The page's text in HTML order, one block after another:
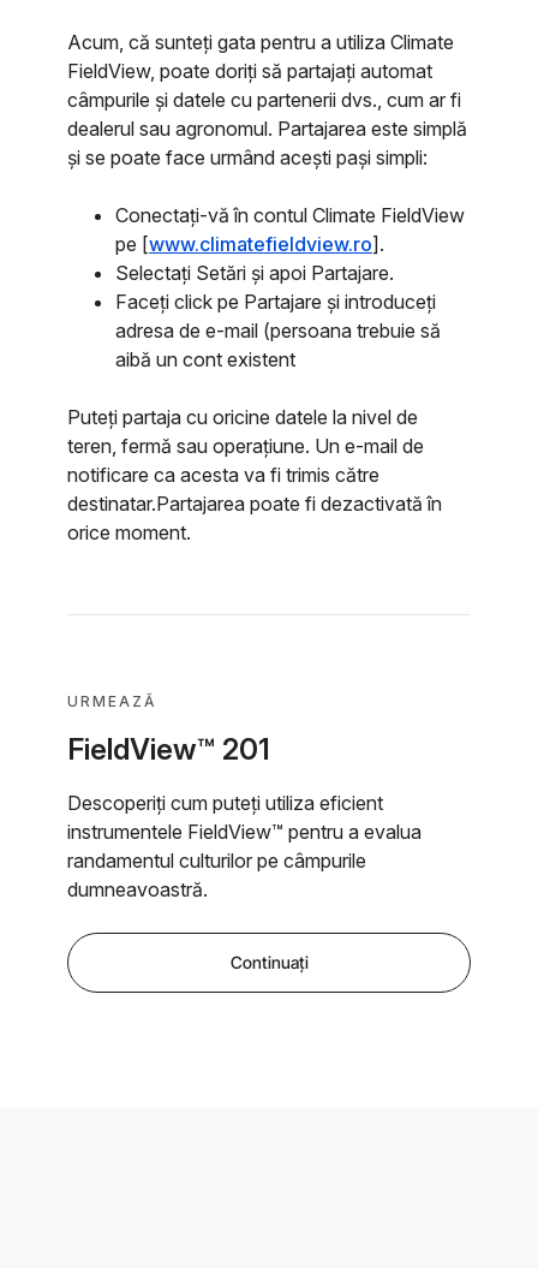
Acum, că sunteți gata pentru a utiliza Climate
FieldView, poate doriți să partajați automat
câmpurile și datele cu partenerii dvs., cum ar fi
dealerul sau agronomul. Partajarea este simplă
și se poate face urmând acești pași simpli:
Conectați-vă în contul Climate FieldView
pe [www.climatefieldview.ro].
Selectați Setări și apoi Partajare.
Faceți click pe Partajare și introduceți
adresa de e-mail (persoana trebuie să
aibă un cont existent
Puteți partaja cu oricine datele la nivel de
teren, fermă sau operațiune. Un e-mail de
notificare ca acesta va fi trimis către
destinatar.Partajarea poate fi dezactivată în
orice moment.
URMEAZĂ
FieldView™ 201
Descoperiți cum puteți utiliza eficient
instrumentele FieldView™ pentru a evalua
randamentul culturilor pe câmpurile
dumneavoastră.
Continuați